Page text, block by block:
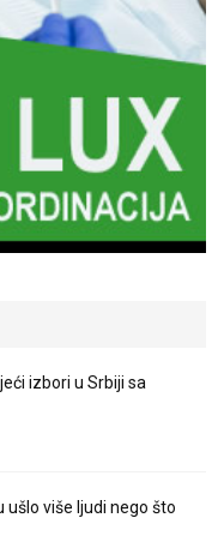
izbori u Srbiji sa
ušlo više ljudi nego što